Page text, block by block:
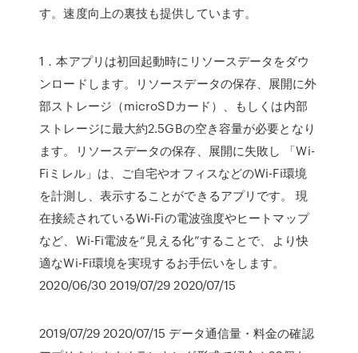
す。速度向上の裏技も提供しています。
1．本アプリは初回起動時にリソースデータをダウ
ンロードします。リソースデータの保存、展開に外
部ストレージ（microSDカード）、もしくは内部
ストレージに最大約2.5GBの空き容量が必要となり
ます。リソースデータの保存、展開に失敗し 「Wi-
Fiミレル」は、ご自宅やオフィスなどのWi-Fi環境
を計測し、表示することができるアプリです。 現
在接続されているWi-Fiの電波強度やヒートマップ
など、Wi-Fi電波を“見える化”することで、より快
適なWi-Fi環境を実現するお手伝いをします。
2020/06/30 2019/07/29 2020/07/15
2019/07/29 2020/07/15 データ通信量・料金の確認